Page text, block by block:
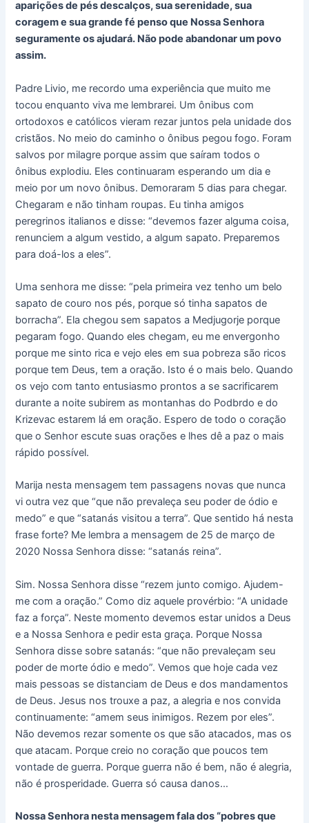
aparições de pés descalços, sua serenidade, sua
coragem e sua grande fé penso que Nossa Senhora
seguramente os ajudará. Não pode abandonar um povo
assim.
Padre Livio, me recordo uma experiência que muito me
tocou enquanto viva me lembrarei. Um ônibus com
ortodoxos e católicos vieram rezar juntos pela unidade dos
cristãos. No meio do caminho o ônibus pegou fogo. Foram
salvos por milagre porque assim que saíram todos o
ônibus explodiu. Eles continuaram esperando um dia e
meio por um novo ônibus. Demoraram 5 dias para chegar.
Chegaram e não tinham roupas. Eu tinha amigos
peregrinos italianos e disse: “devemos fazer alguma coisa,
renunciem a algum vestido, a algum sapato. Preparemos
para doá-los a eles”.
Uma senhora me disse: “pela primeira vez tenho um belo
sapato de couro nos pés, porque só tinha sapatos de
borracha”. Ela chegou sem sapatos a Medjugorje porque
pegaram fogo. Quando eles chegam, eu me envergonho
porque me sinto rica e vejo eles em sua pobreza são ricos
porque tem Deus, tem a oração. Isto é o mais belo. Quando
os vejo com tanto entusiasmo prontos a se sacrificarem
durante a noite subirem as montanhas do Podbrdo e do
Krizevac estarem lá em oração. Espero de todo o coração
que o Senhor escute suas orações e lhes dê a paz o mais
rápido possível.
Marija nesta mensagem tem passagens novas que nunca
vi outra vez que “que não prevaleça seu poder de ódio e
medo” e que “satanás visitou a terra”. Que sentido há nesta
frase forte? Me lembra a mensagem de 25 de março de
2020 Nossa Senhora disse: “satanás reina”.
Sim. Nossa Senhora disse “rezem junto comigo. Ajudem-
me com a oração.” Como diz aquele provérbio: “A unidade
faz a força”. Neste momento devemos estar unidos a Deus
e a Nossa Senhora e pedir esta graça. Porque Nossa
Senhora disse sobre satanás: “que não prevaleçam seu
poder de morte ódio e medo”. Vemos que hoje cada vez
mais pessoas se distanciam de Deus e dos mandamentos
de Deus. Jesus nos trouxe a paz, a alegria e nos convida
continuamente: “amem seus inimigos. Rezem por eles”.
Não devemos rezar somente os que são atacados, mas os
que atacam. Porque creio no coração que poucos tem
vontade de guerra. Porque guerra não é bem, não é alegria,
não é prosperidade. Guerra só causa danos…
Nossa Senhora nesta mensagem fala dos “pobres que